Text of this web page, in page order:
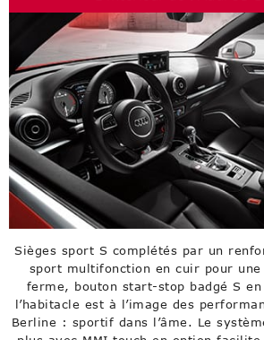
Sièges sport S complétés par un
sport multifonction en cuir pour
ferme, bouton start-stop badgé S
l’habitacle est à l’image des
Berline : sportif dans l’âme. Le